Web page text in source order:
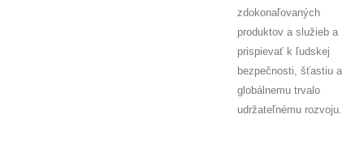
zdokonaľovaných
produktov a služieb a
prispievať k ľudskej
bezpečnosti, šťastiu a
globálnemu trvalo
udržateľnému rozvoju.